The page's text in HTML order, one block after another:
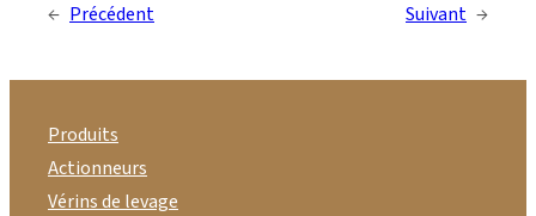
← Précédent Suivant →
Produits
Actionneurs
Vérins de levage